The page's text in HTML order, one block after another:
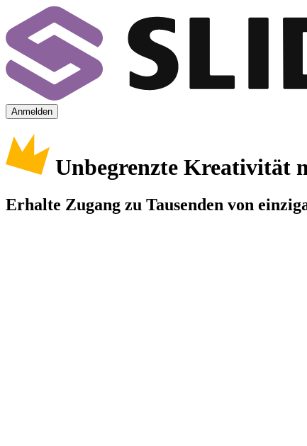
Anmelden
Unbegrenzte Kreativität
Erhalte Zugang zu Tausenden von